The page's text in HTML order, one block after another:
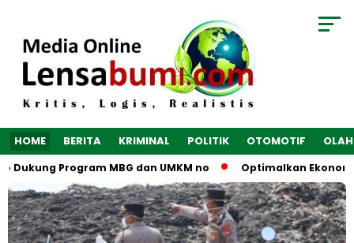
HOME BERITA KRIMINAL POLITIK OTOMOTIF
Program MBG dan UMKM no Optimalkan Ekonomi